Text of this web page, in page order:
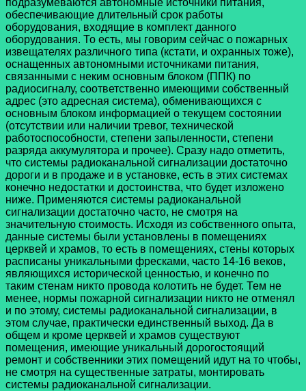
обеспечивающие длительный срок работы
оборудования, входящие в комплект данного
оборудования. То есть, мы говорим сейчас о пожарных
извещателях различного типа (кстати, и охранных тоже),
оснащенных автономными источниками питания,
связанными с неким основным блоком (ППК) по
радиосигналу, соответственно имеющими собственный
адрес (это адресная система), обменивающихся с
основным блоком информацией о текущем состоянии
(отсутствии или наличии тревог, технической
работоспособности, степени запыленности, степени
разряда аккумулятора и прочее). Сразу надо отметить,
что системы радиоканальной сигнализации достаточно
дороги и в продаже и в установке, есть в этих системах
конечно недостатки и достоинства, что будет изложено
ниже. Применяются системы радиоканальной
сигнализации достаточно часто, не смотря на
значительную стоимость. Исходя из собственного опыта,
данные системы были установлены в помещениях
церквей и храмов, то есть в помещениях, стены которых
расписаны уникальными фресками, часто 14-16 веков,
являющихся исторической ценностью, и конечно по
таким стенам никто провода колотить не будет. Тем не
менее, нормы пожарной сигнализации никто не отменял
и по этому, системы радиоканальной сигнализации, в
этом случае, практически единственный выход. Да в
общем и кроме церквей и храмов существуют
помещения, имеющие уникальный дорогостоящий
ремонт и собственники этих помещений идут на то чтобы,
не смотря на существенные затраты, монтировать
системы радиоканальной сигнализации.